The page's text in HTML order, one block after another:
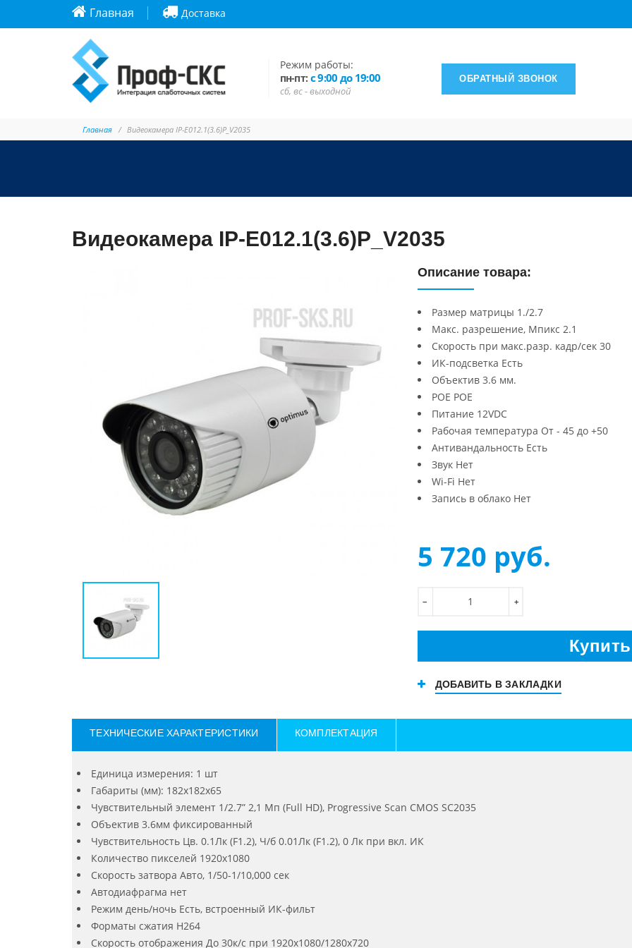
Главная Доставка
Режим работы:
пн-пт: с 9:00 до 19:00
сб, вс - выходной
ОБРАТНЫЙ ЗВОНОК
Главная Видеокамера IP-E012.1(3.6)P_V2035
Видеокамера IP-E012.1(3.6)P_V2035
Описание товара:
Размер матрицы 1./2.7
Макс. разрешение, Мпикс 2.1
Скорость при макс.разр. кадр/сек 30
ИК-подсветка Есть
Объектив 3.6 мм.
POE POE
Питание 12VDC
Рабочая температура От - 45 до +50
Антивандальность Есть
Звук Нет
Wi-Fi Нет
Запись в облако Нет
5 720 руб.
− +
ДОБАВИТЬ В ЗАКЛАДКИ
ТЕХНИЧЕСКИЕ ХАРАКТЕРИСТИКИ КОМПЛЕКТАЦИЯ
Единица измерения: 1 шт
Габариты (мм): 182x182x65
Чувствительный элемент 1/2.7” 2,1 Мп (Full HD), Progressive Scan CMOS SC2035
Объектив 3.6мм фиксированный
Чувствительность Цв. 0.1Лк (F1.2), Ч/б 0.01Лк (F1.2), 0 Лк при вкл. ИК
Количество пикселей 1920х1080
Скорость затвора Авто, 1/50-1/10,000 сек
Автодиафрагма нет
Режим день/ночь Есть, встроенный ИК-фильт
Форматы сжатия H264
Скорость отображения До 30к/с при 1920х1080/1280х720